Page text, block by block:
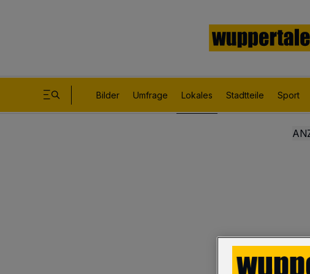
Bilder Umfrage Lokales Stadtteile Sport